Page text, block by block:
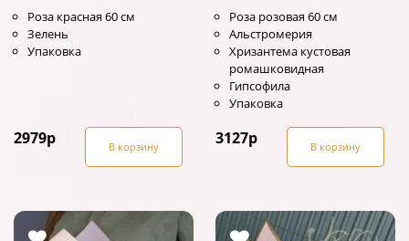
Роза красная 60 см
Зелень
Упаковка
2979р В корзину
Роза розовая 60 см
Альстромерия
Хризантема кустовая
ромашковидная
Гипсофила
Упаковка
3127р В корзину